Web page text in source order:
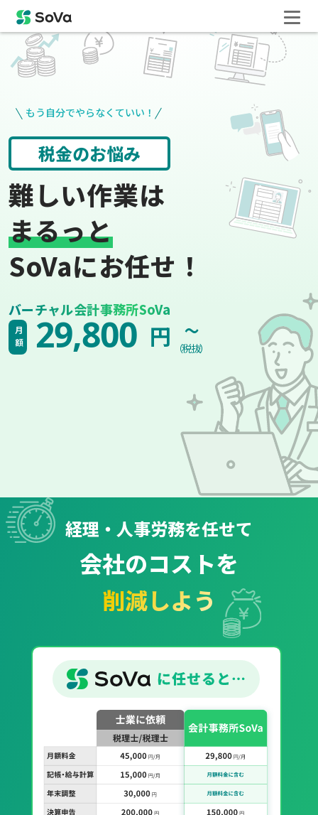
もう自分でやらなくていい！
役所手続き 給与計算
難しい作業は
まるっと
SoVaにお任せ！
バーチャル会計事務所SoVa
月額 29,800 円 ~
（税抜）
経理・人事労務を任せて
会社のコストを
削減しよう